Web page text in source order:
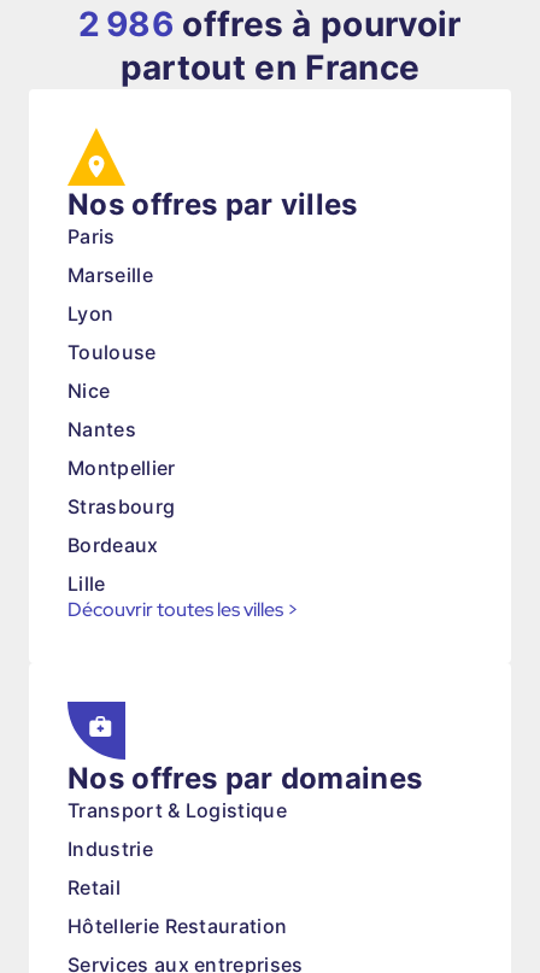
2 986 offres à pourvoir
partout en France
Nos offres par villes
Paris
Marseille
Lyon
Toulouse
Nice
Nantes
Montpellier
Strasbourg
Bordeaux
Lille
Découvrir toutes les villes >
Nos offres par domaines
Transport & Logistique
Industrie
Retail
Hôtellerie Restauration
Services aux entreprises